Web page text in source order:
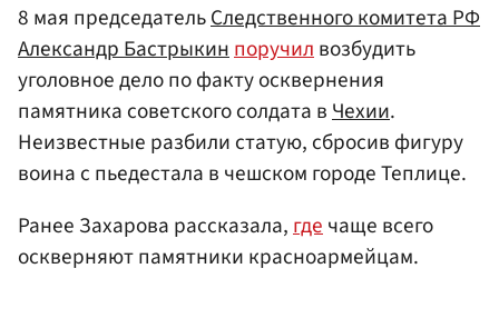
8 мая председательСледственного комитета РФ
Александр Бастрыкинпоручилвозбудить
уголовное дело по факту осквернения
памятника советского солдата вЧехии.
Неизвестные разбили статую, сбросив фигуру
воина с пьедестала в чешском городе Теплице.
Ранее Захарова рассказала,гдечаще всего
оскверняют памятники красноармейцам.